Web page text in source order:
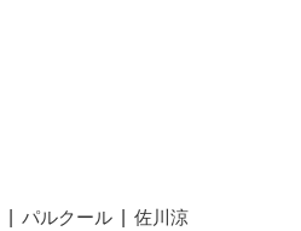
パルクール 佐川涼